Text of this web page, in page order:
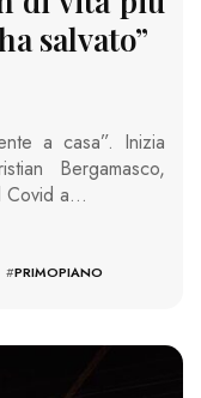
salvato”
a casa”. Inizia
Bergamasco,
Covid a…
#PRIMOPIANO